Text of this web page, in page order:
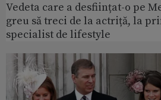
Vedeta care a desființat-o pe
greu să treci de la actriță, la
specialist de lifestyle